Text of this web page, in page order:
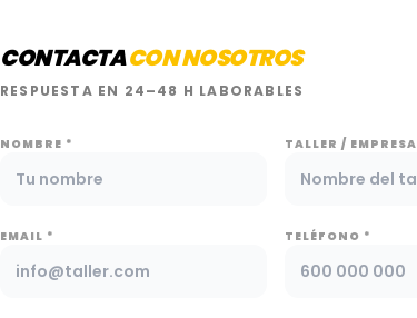
CONTACTACON NOSOTROS
RESPUESTA EN 24–48 H LABORABLES
NOMBRE * TALLER / EMPRESA
EMAIL * TELÉFONO *